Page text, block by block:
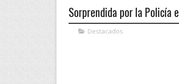
Sorprendida por la Policía
Destacados